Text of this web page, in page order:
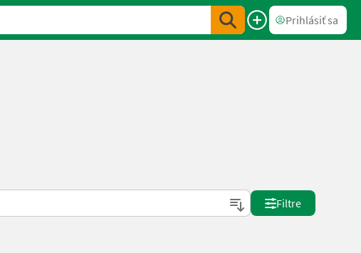
Prihlásiť sa
Filtre